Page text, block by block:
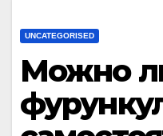
UNCATEGORISED
Можно